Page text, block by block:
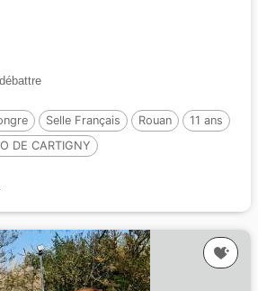
Selle Français Rouan
11 ans
DE CARTIGNY